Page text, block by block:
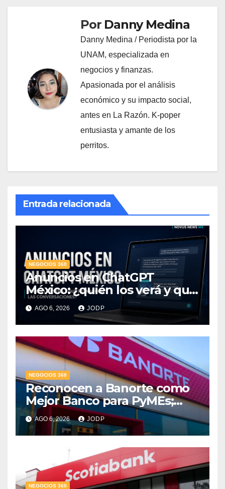
Por Danny Medina
Danny Medina / Periodista por la
UNAM, especializada en
negocios y finanzas.
Apasionada por el análisis
económico y su impacto social,
antes en La Razón. K-poper
entusiasta y amante de los
perritos.
Entrada relacionada
NEGOCIOS 360
Anuncios en ChatGPT
México: ¿quién los verá y qué
pasará con las
conversaciones?
AGO 6, 2026 JODP
NEGOCIOS 360
Reconocen a Banorte como
Mejor Banco para PyMEs;
supera 14% del mercado
crediticio
AGO 6, 2026 JODP
NEGOCIOS 360